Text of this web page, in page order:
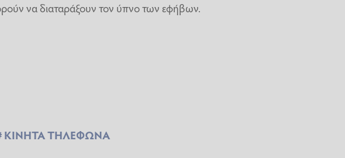
να διαταράξουν τον ύπνο των εφήβων.
ΚΙΝΗΤΑ ΤΗΛΕΦΩΝΑ